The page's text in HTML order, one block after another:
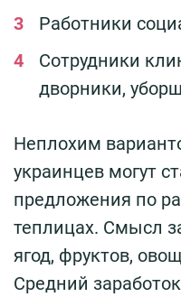
Работники
Сотрудники
дворники,
Неплохим
украинцев могут
предложения по
теплицах. Смысл
ягод, фруктов,
Средний